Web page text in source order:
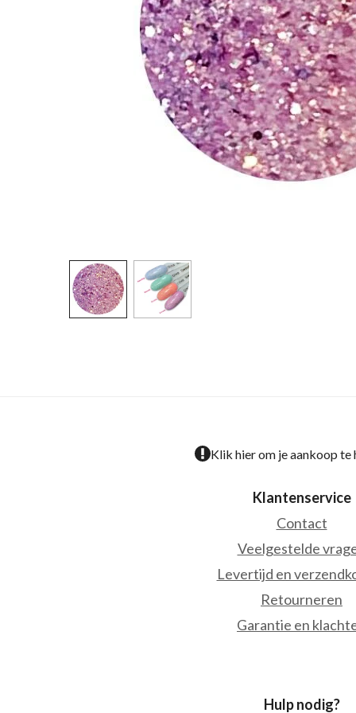
Klik hier om je aankoop te
Klantenservice
Contact
Veelgestelde
Levertijd en
Retourneren
Garantie en
Hulp nodig?